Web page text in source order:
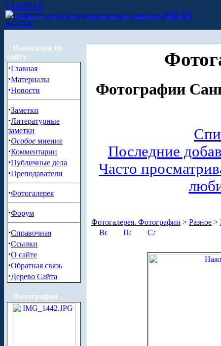
ГЛАВНАЯ
МЫСЛИ
ВСЛУХ
Навигация по
сайту
·Главная
·Материалы
·Новости
·Заметки
·Литературные
заметки
·Особое мнение
·Комментарии
·Публичные дела
·Преподаватели
·Фотогалерея
·Форум
·Справочная
·Ссылки
·О сайте
·Обратная связь
·Дерево Сайта
Фотографии
Фотографии
Последние
Часто
Фотогалерея. Фотографии > Разное >